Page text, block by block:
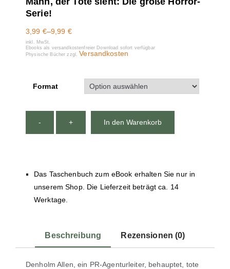
Serie!
3,99 €–9,99 €
inkl. MwSt.
Ebooks als versandkostenfreier Download sofort verfügbar
Physische Bücher zzgl. Versandkosten
Format
- + In den Warenkorb
Das Taschenbuch zum eBook erhalten Sie nur in
unserem Shop. Die Lieferzeit beträgt ca. 14
Werktage.
Beschreibung Rezensionen (0)
Denholm Allen, ein PR-Agenturleiter, behauptet, tote